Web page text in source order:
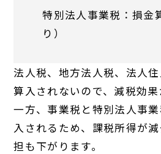
特別法人事業税：損金
り）
法人税、地方法人税、法人
算入されないので、減税効果
一方、事業税と特別法人事
入されるため、課税所得が
担も下がります。